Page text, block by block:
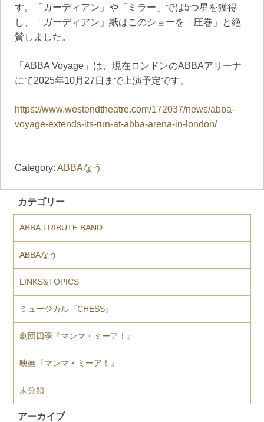
す。「ガーディアン」や「ミラー」では5つ星を獲得
し、「ガーディアン」紙はこのショーを「圧巻」と絶
賛しました。
「ABBA Voyage」は、現在ロンドンのABBAアリーナ
にて2025年10月27日まで上演予定です。
https://www.westendtheatre.com/172037/news/abba-
voyage-extends-its-run-at-abba-arena-in-london/
Category: ABBAなう
カテゴリー
ABBA TRIBUTE BAND
ABBAなう
LINKS&TOPICS
ミュージカル『CHESS』
劇団四季『マンマ・ミーア！』
映画『マンマ・ミーア！』
未分類
アーカイブ